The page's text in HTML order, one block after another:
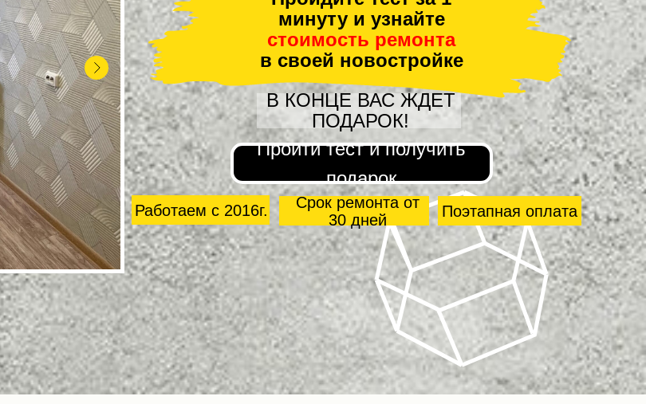
минуту и узнайте
стоимость ремонта
в своей новостройке
Пройти тест и получить
подарок
В КОНЦЕ ВАС ЖДЕТ
ПОДАРОК!
Работаем с 2016г.
Срок ремонта от
30 дней
Поэтапная оплата